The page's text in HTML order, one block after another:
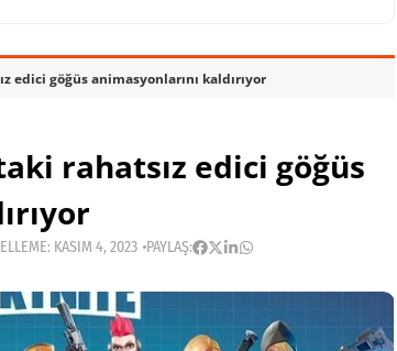
edici göğüs animasyonlarını kaldırıyor
rahatsız edici göğüs
KASIM 4, 2023 PAYLAŞ: